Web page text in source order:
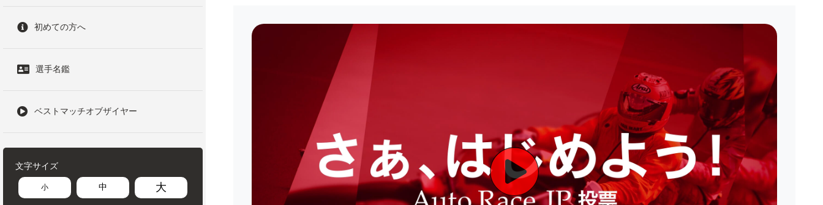
初めての方へ
選手名鑑
ベストマッチオブザイヤー
文字サイズ
小 中 大